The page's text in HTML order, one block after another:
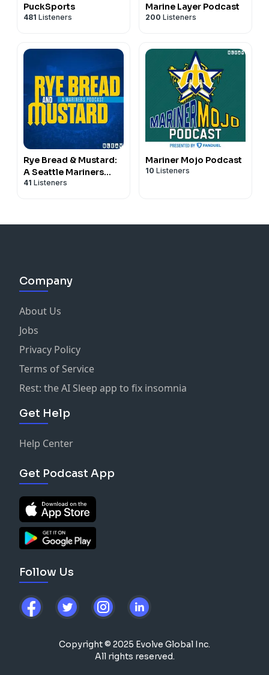
PuckSports
481 Listeners
Marine Layer Podcast
200 Listeners
Rye Bread & Mustard:
A Seattle Mariners
Podcast
41 Listeners
Mariner Mojo Podcast
10 Listeners
Company
About Us
Jobs
Privacy Policy
Terms of Service
Rest: the AI Sleep app to fix insomnia
Get Help
Help Center
Get Podcast App
Follow Us
Copyright © 2025 Evolve Global Inc.
All rights reserved.